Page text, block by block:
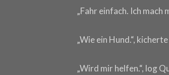
„Fahr einfach. Ich mach
„Wie ein Hund.“,
„Wird mir helfen.“, log